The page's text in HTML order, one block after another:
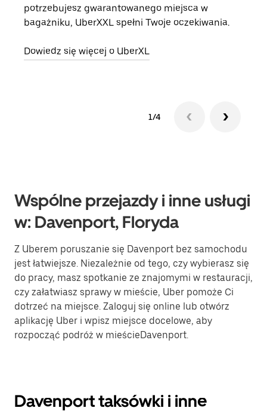
potrzebujesz gwarantowanego miejsca w
bagażniku, UberXXL spełni Twoje oczekiwania.
Dowiedz się więcej o UberXL
1/4
Wspólne przejazdy i inne usługi
w: Davenport, Floryda
Z Uberem poruszanie się Davenport bez samochodu
jest łatwiejsze. Niezależnie od tego, czy wybierasz się
do pracy, masz spotkanie ze znajomymi w restauracji,
czy załatwiasz sprawy w mieście, Uber pomoże Ci
dotrzeć na miejsce. Zaloguj się online lub otwórz
aplikację Uber i wpisz miejsce docelowe, aby
rozpocząć podróż w mieścieDavenport.
Davenport taksówki i inne